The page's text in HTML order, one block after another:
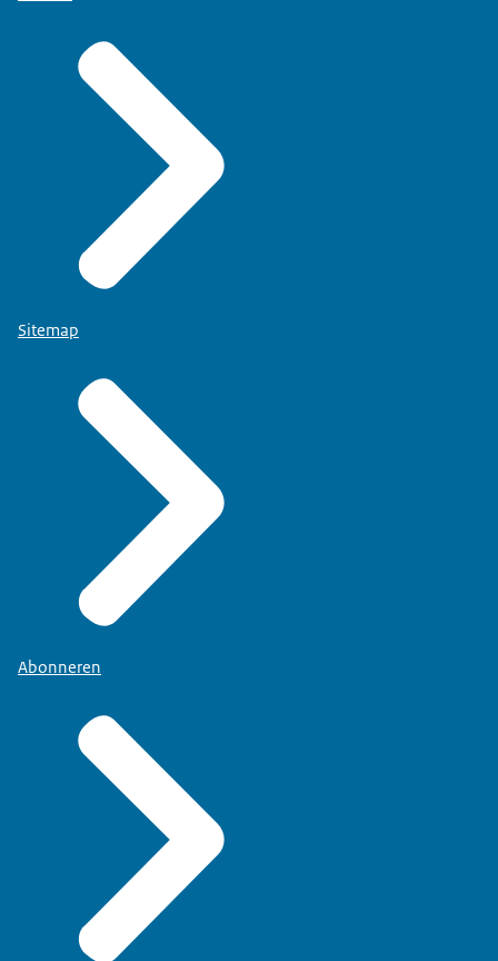
Sitemap
Abonneren